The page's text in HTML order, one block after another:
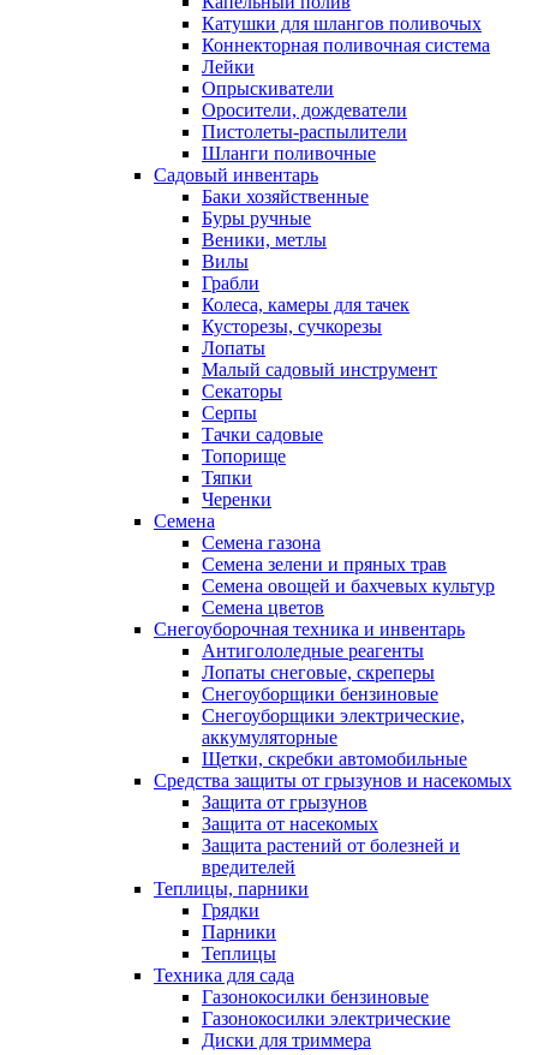
Катушки для шлангов поливочых
Коннекторная поливочная система
Лейки
Опрыскиватели
Оросители, дождеватели
Пистолеты-распылители
Шланги поливочные
Садовый инвентарь
Баки хозяйственные
Буры ручные
Веники, метлы
Вилы
Грабли
Колеса, камеры для тачек
Кусторезы, сучкорезы
Лопаты
Малый садовый инструмент
Секаторы
Серпы
Тачки садовые
Топорище
Тяпки
Черенки
Семена
Семена газона
Семена зелени и пряных трав
Семена овощей и бахчевых культур
Семена цветов
Снегоуборочная техника и инвентарь
Антигололедные реагенты
Лопаты снеговые, скреперы
Снегоуборщики бензиновые
Снегоуборщики электрические,
аккумуляторные
Щетки, скребки автомобильные
Средства защиты от грызунов и насекомых
Защита от грызунов
Защита от насекомых
Защита растений от болезней и
вредителей
Теплицы, парники
Грядки
Парники
Теплицы
Техника для сада
Газонокосилки бензиновые
Газонокосилки электрические
Диски для триммера